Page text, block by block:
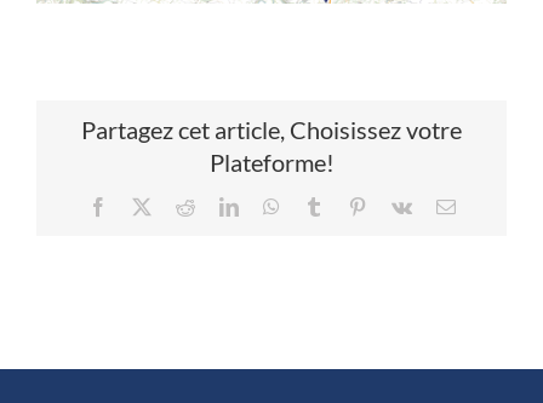
Partagez cet article, Choisissez votre
Plateforme!
Facebook RedditLinkedInWhatsApp
Tumblr Pinterest
Vk Email